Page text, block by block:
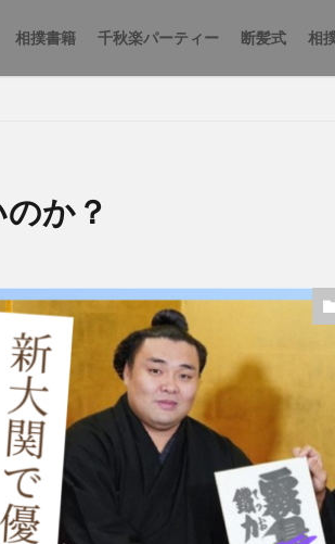
相撲書籍 千秋楽パーティー 断髪式 相
か？